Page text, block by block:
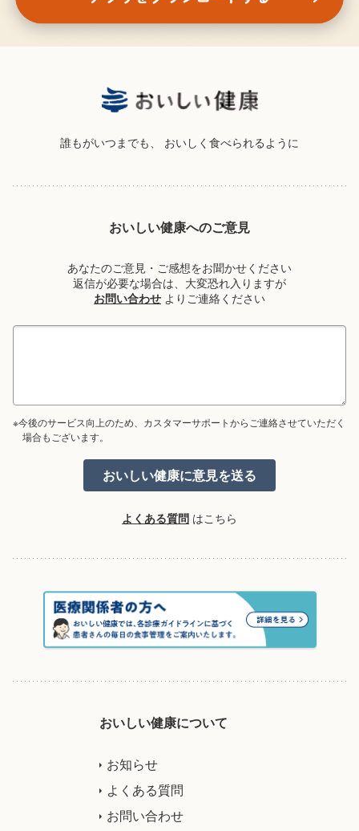
誰もがいつまでも、 おいしく食べられるように
おいしい健康へのご意見
あなたのご意見・ご感想をお聞かせください
返信が必要な場合は、大変恐れ入りますが
お問い合わせ よりご連絡ください
※今後のサービス向上のため、カスタマーサポートからご連絡させていただく
場合もございます。
よくある質問 はこちら
おいしい健康について
お知らせ
よくある質問
お問い合わせ